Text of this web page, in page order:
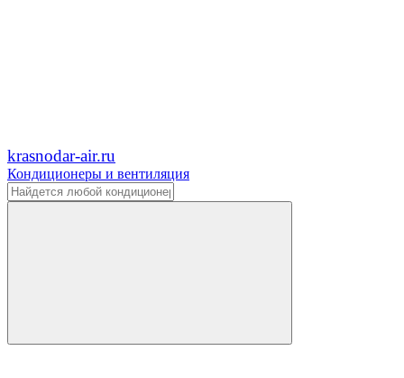
krasnodar-air.ru
Кондиционеры и вентиляция